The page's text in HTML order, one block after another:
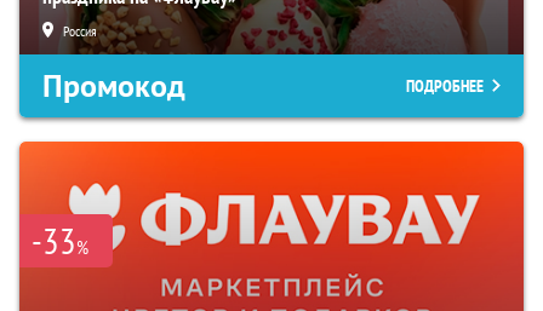
Россия
Промокод ПОДРОБНЕЕ
-33%